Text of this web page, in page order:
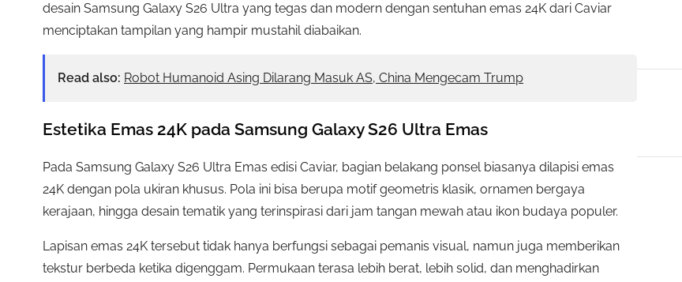
desain Samsung Galaxy S26 Ultra yang tegas dan modern dengan sentuhan emas 24K dari Caviar
menciptakan tampilan yang hampir mustahil diabaikan.
Read also: Robot Humanoid Asing Dilarang Masuk AS, China Mengecam Trump
Estetika Emas 24K pada Samsung Galaxy S26 Ultra Emas
Pada Samsung Galaxy S26 Ultra Emas edisi Caviar, bagian belakang ponsel biasanya dilapisi emas
24K dengan pola ukiran khusus. Pola ini bisa berupa motif geometris klasik, ornamen bergaya
kerajaan, hingga desain tematik yang terinspirasi dari jam tangan mewah atau ikon budaya populer.
Lapisan emas 24K tersebut tidak hanya berfungsi sebagai pemanis visual, namun juga memberikan
tekstur berbeda ketika digenggam. Permukaan terasa lebih berat, lebih solid, dan menghadirkan